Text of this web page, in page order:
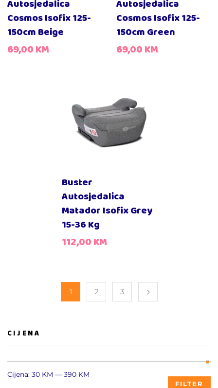
CIJENA
FILTER
Cijena: 30 KM — 390 KM
Autosjedalica
Cosmos Isofix 125-
150cm Beige
69,00KM
Autosjedalica
Cosmos Isofix 125-
150cm Green
69,00KM
Buster
Autosjedalica
Matador Isofix Grey
15-36 Kg
112,00KM
1 2 3